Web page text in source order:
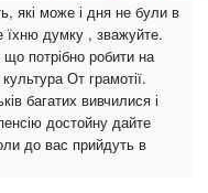
які може і дня не були в
думку , зважуйте.
потрібно робити на
От грамотії.
багатих вивчилися і
достойну дайте
до вас прийдуть в